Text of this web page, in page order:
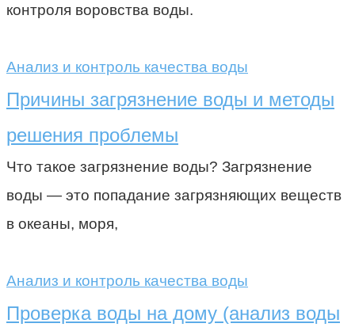
контроля воровства воды.
Анализ и контроль качества воды
Причины загрязнение воды и методы
решения проблемы
Что такое загрязнение воды? Загрязнение
воды — это попадание загрязняющих веществ
в океаны, моря,
Анализ и контроль качества воды
Проверка воды на дому (анализ воды